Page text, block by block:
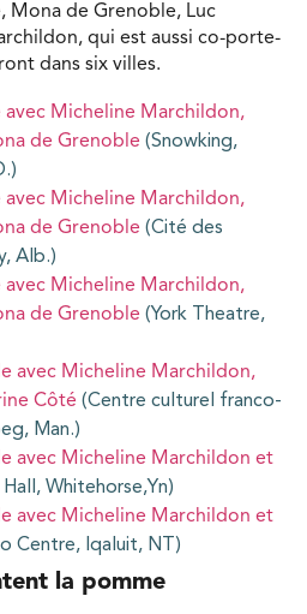
Mona de Grenoble, Luc
qui est aussi co-porte-
dans six villes.
avec Micheline Marchildon,
de Grenoble (Snowking,
avec Micheline Marchildon,
de Grenoble (Cité des
Alb.)
avec Micheline Marchildon,
de Grenoble (York Theatre,
avec Micheline Marchildon,
Côté (Centre culturel franco-
Man.)
avec Micheline Marchildon et
Whitehorse,Yn)
avec Micheline Marchildon et
Centre, Iqaluit, NT)
la pomme